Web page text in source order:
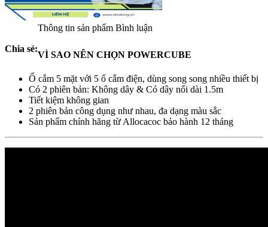
Chia sẻ:
Thông tin sản phẩm Bình luận
VÌ SAO NÊN CHỌN POWERCUBE
Ổ cắm 5 mặt với 5 ổ cắm điện, dùng song song nhiều thiết bị
Có 2 phiên bản: Không dây & Có dây nối dài 1.5m
Tiết kiệm không gian
2 phiên bản công dụng như nhau, đa dạng màu sắc
Sản phẩm chính hãng từ Allocacoc bảo hành 12 tháng